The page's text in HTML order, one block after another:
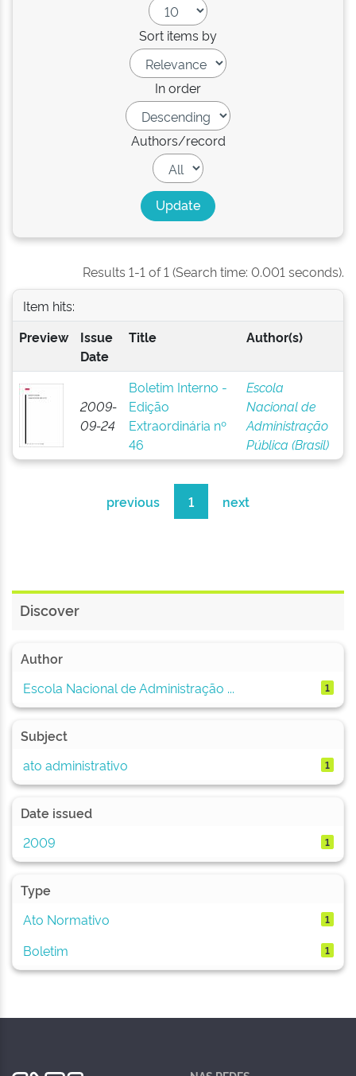
Sort items by
In order
Authors/record
Results 1-1 of 1 (Search time: 0.001 seconds).
Item hits:
Preview
Issue
Date
Title Author(s)
2009-
09-24
Boletim Interno -
Edição
Extraordinária nº
46
Escola
Nacional de
Administração
Pública (Brasil)
previous 1 next
Discover
Author
Escola Nacional de Administração ...
1
Subject
ato administrativo
1
Date issued
2009
1
Type
Ato Normativo
1
Boletim 1